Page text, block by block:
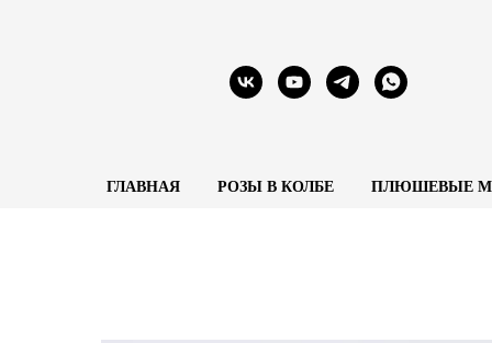
ГЛАВНАЯ РОЗЫ В КОЛБЕ ПЛЮШЕВЫЕ